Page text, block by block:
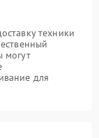
техники
могут
для